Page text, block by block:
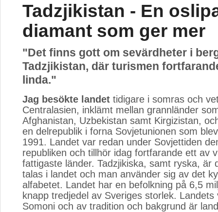
Tadzjikistan - En
diamant som ger mer
"Det finns gott om sevärdheter i
Tadzjikistan, där turismen
linda."
Jag besökte landet tidigare i somras och
Centralasien, inklämt mellan grannländer
Afghanistan, Uzbekistan samt Kirgizistan,
en delrepublik i forna Sovjetunionen som
1991. Landet var redan under Sovjettiden
republiken och tillhör idag fortfarande ett av
fattigaste länder. Tadzjikiska, samt ryska, är
talas i landet och man använder sig av det
alfabetet. Landet har en befolkning på 6,5
knapp tredjedel av Sveriges storlek. Landets
Somoni och av tradition och bakgrund är